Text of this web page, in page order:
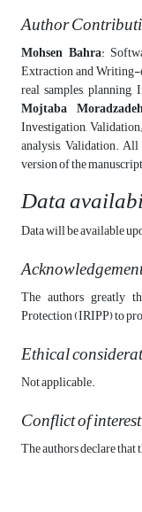
Author
Mohsen Bahra:
Extraction and
real samples,
Mojtaba
Investigation,
analysis, Validation.
version of the
Data
Data will be available
The authors greatly
Protection (IRIPP) to
Ethical
Not applicable.
Conflict of interest
The authors declare